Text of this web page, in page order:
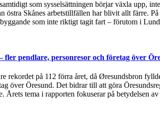
som sysselsättningen börjar växla upp,
Skånes arbetstillfällen har blivit allt färre.
som inte riktigt tagit fart – förutom i
pendlare, personresor och företag över
rekordet på 112 förra året, då Øresundsbron
över Öresund. Det bidrar till att göra
Årets tema i rapporten fokuserar på betydelsen